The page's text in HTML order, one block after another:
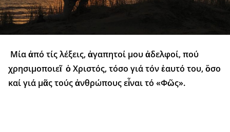
Μία ἀπό τίς λέξεις, ἀγαπητοί μου ἀδελφοί, πού
χρησιμοποιεῖ ὁ Χριστός, τόσο γιά τόν ἑαυτό του, ὅσο
καί γιά μᾶς τούς ἀνθρώπους εἶναι τό «Φῶς».